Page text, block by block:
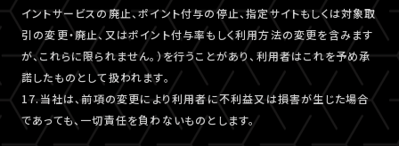
イントサービスの廃止、ポイント付与の停止、指定サイトもしくは対象取
引の変更・廃止、又はポイント付与率もしく利用方法の変更を含みます
が、これらに限られません。）を行うことがあり、利用者はこれを予め承
諾したものとして扱われます。
17.当社は、前項の変更により利用者に不利益又は損害が生じた場合
であっても、一切責任を負わないものとします。